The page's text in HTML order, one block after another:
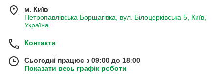
м. Київ
Петропавлівська Борщагівка, вул. Білоцерківська 5, Київ,
Україна
Контакти
Сьогодні працює з 09:00 до 18:00
Показати весь графік роботи